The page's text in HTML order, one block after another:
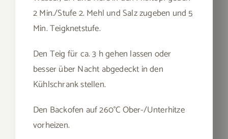
2 Min./Stufe 2. Mehl und Salz zugeben und 5
Min. Teigknetstufe.
Den Teig für ca. 3 h gehen lassen oder
besser über Nacht abgedeckt in den
Kühlschrank stellen.
Den Backofen auf 260°C Ober-/Unterhitze
vorheizen.